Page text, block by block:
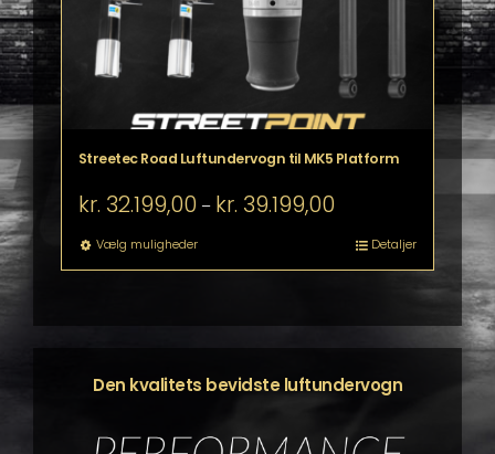
Streetec Road Luftundervogn til MK5 Platform
kr. 32.199,00 – kr. 39.199,00Prisinterval:
Vælg mulighederDette
vare
vælges
varesiden
Detaljer
Den kvalitets bevidste luftundervogn